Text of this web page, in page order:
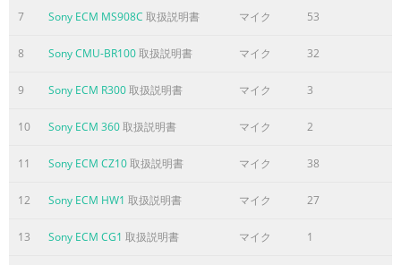
OVERVIEW OF CAMCORDERS FOR WIRELESS: Summary of
Sony Camcorders and Wireless Capability: 1A. Sony
as shipped - See Page 5 of Wireless Guide for details)
DNW-7; DNW-9WS WRR-855A WRR-855A w/BTA-801 DNW-
90; DNW-90WS or WRR-810 DNV-5
7 Sony ECM MS908C 取扱説明書 マイク 53
8 Sony CMU-BR100取扱説明書 マイク 32
9 Sony ECM R300取扱説明書 マイク 3
10 Sony ECM 360取扱説明書 マイク 2
11 Sony ECM CZ10取扱説明書 マイク 38
12 Sony ECM HW1 取扱説明書 マイク 27
13 Sony ECM CG1 取扱説明書 マイク 1